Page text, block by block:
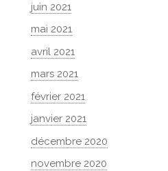
juin 2021
mai 2021
avril 2021
mars 2021
février 2021
janvier 2021
décembre 2020
novembre 2020